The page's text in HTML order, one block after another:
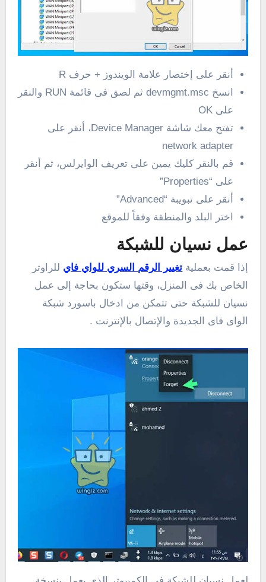
أنقر على إختصار علامة الويندوز + حرف R
انسخ devmgmt.msc ثم لصق فى قائمة RUN والنقر
على OK
تفتح معك شاشة Device Manager، أنقر على
network adapter
قم بالنقر كليك يمين على تعريف الوايرلس، ثم أنقر
على “Properties”
أنقر على تبويبة “Advanced”
اختر البلد والمنطقة وفقاً للموقع
عمل نسيان للشبكة
إذا قمت بعملية تغيير الرقم السري للواي فاي للراوتر
الخاص بك فى المنزل، وقتها ستكون بحاجة إلى عمل
نسيان للشبكة حتى تتمكن من ادخال باسورد شبكة
الواى فاى الجديدة والإتصال بالإنترنت .